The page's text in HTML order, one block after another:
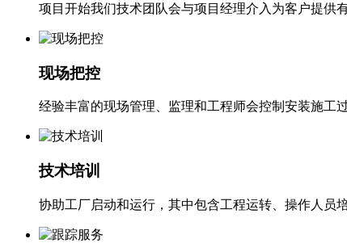
项目开始我们技术团队会与项目经理介入为客户提供
现场把控
经验丰富的现场管理、监理和工程师会控制安装施工
技术培训
协助工厂启动和运行，其中包含工程运转、操作人员